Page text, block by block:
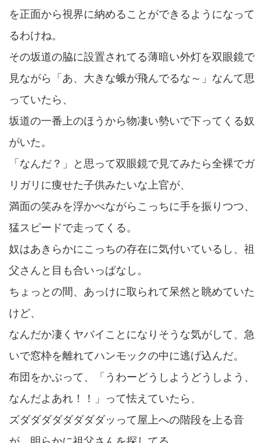
を正面から視界に納めることができるようになって
るわけね。
その坂道の脇に設置されてる薄暗い外灯を双眼鏡で
見ながら「あ、大きな蛾が飛んでるな～」なんて思
っていたら、
坂道の一番上のほうから物凄い勢いで下ってくる奴
がいた。
「なんだ？」と思って双眼鏡で見てみたら全裸でガ
リガリに痩せた子供みたいな上官が、
満面の笑みを浮かべながらこっちに手を振りつつ、
猛スピードで走ってくる。
奴はあきらかにこっちの存在に気付いているし、祖
父さんと目も合いっぱなし。
ちょっとの間、あっけに取られて呆然と眺めていた
けど、
なんだか凄くヤバイことになりそうな気がして、急
いで窓枠を離れてハンモックの中に逃げ込んだ。
布団をかぶって、「うわーどうしようどうしよう、
なんだよあれ！！」って怯えていたら、
ズダダダダダダダダッって屋上への階段を上る音